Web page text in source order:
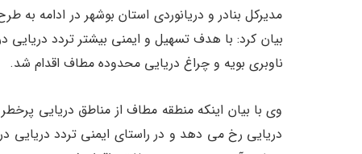
مدیرکل بنادر و دریانوردی استان بوشهر در ادامه
بیان کرد: با هدف تسهیل و ایمنی بیشتر تردد دریایی
ناوبری بویه و چراغ دریایی محدوده مطاف اقدام شد.
وی با بیان اینکه منطقه مطاف از مناطق دریایی
دریایی رخ می دهد و در راستای ایمنی تردد